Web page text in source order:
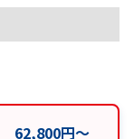
62,800円〜